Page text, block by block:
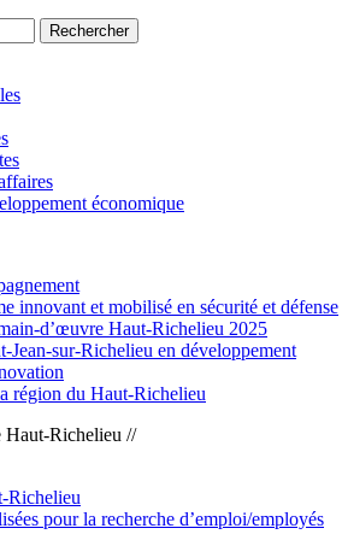
Rechercher
économique
innovant et mobilisé en sécurité et défense
d’œuvre Haut-Richelieu 2025
Jean-sur-Richelieu en développement
région du Haut-Richelieu
Haut-Richelieu //
Richelieu
pour la recherche d’emploi/employés